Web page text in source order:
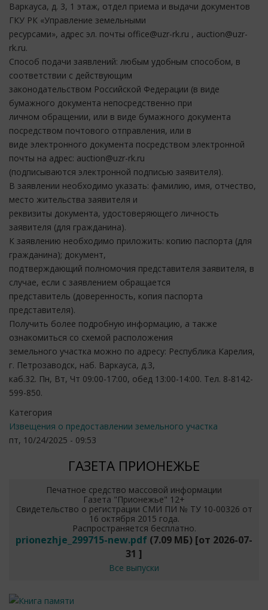
Варкауса, д. 3, 1 этаж, отдел приема и выдачи документов
ГКУ РК «Управление земельными
ресурсами», адрес эл. почты office@uzr-rk.ru , auction@uzr-
rk.ru.
Способ подачи заявлений: любым удобным способом, в
соответствии с действующим
законодательством Российской Федерации (в виде
бумажного документа непосредственно при
личном обращении, или в виде бумажного документа
посредством почтового отправления, или в
виде электронного документа посредством электронной
почты на адрес: auction@uzr-rk.ru
(подписываются электронной подписью заявителя).
В заявлении необходимо указать: фамилию, имя, отчество,
место жительства заявителя и
реквизиты документа, удостоверяющего личность
заявителя (для гражданина).
К заявлению необходимо приложить: копию паспорта (для
гражданина); документ,
подтверждающий полномочия представителя заявителя, в
случае, если с заявлением обращается
представитель (доверенность, копия паспорта
представителя).
Получить более подробную информацию, а также
ознакомиться со схемой расположения
земельного участка можно по адресу: Республика Карелия,
г. Петрозаводск, наб. Варкауса, д.3,
каб.32. Пн, Вт, Чт 09:00-17:00, обед 13:00-14:00. Тел. 8-8142-
599-850.
Категория
Извещения о предоставлении земельного участка
пт, 10/24/2025 - 09:53
ГАЗЕТА ПРИОНЕЖЬЕ
Печатное средство массовой информации
Газета "Прионежье" 12+
Свидетельство о регистрации СМИ ПИ № ТУ 10-00326 от
16 октября 2015 года.
Распространяется бесплатно.
prionezhje_299715-new.pdf (7.09 МБ) [от 2026-07-
31 ]
Все выпуски